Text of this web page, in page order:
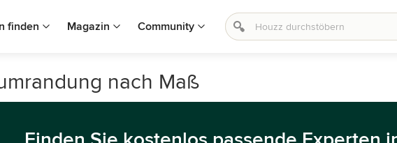
finden Magazin Community
nach Maß